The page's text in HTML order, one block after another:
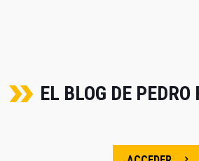
EL BLOG DE PEDRO